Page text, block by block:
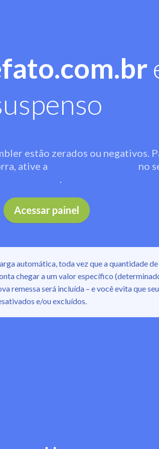
estão zerados ou negativos.
ative a
no
.
Acessar painel
automática, toda vez que a quantidade de
chegar a um valor específico
remessa será incluída – e você evita que
e/ou excluídos.